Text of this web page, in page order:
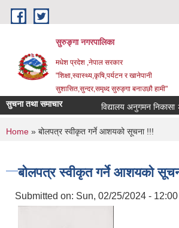
Skip to main content
सुरुङ्‍गा नगरपालिका
मधेश प्रदेश ,नेपाल सरकार
"शिक्षा,स्वास्थ्य,कृषि,पर्यटन र खानेपानी
सुशासित,सुन्दर,समृध्द सुरुङ्गा बनाउछौ हामी"
सुचना तथा समाचार विद्यालय अनुगमन निकासा
You are here
Home » बोलपत्र स्वीकृत गर्ने आशयको सूचना !!!
बोलपत्र स्वीकृत गर्ने आशयको
Submitted on: Sun, 02/25/2024 - 12:00